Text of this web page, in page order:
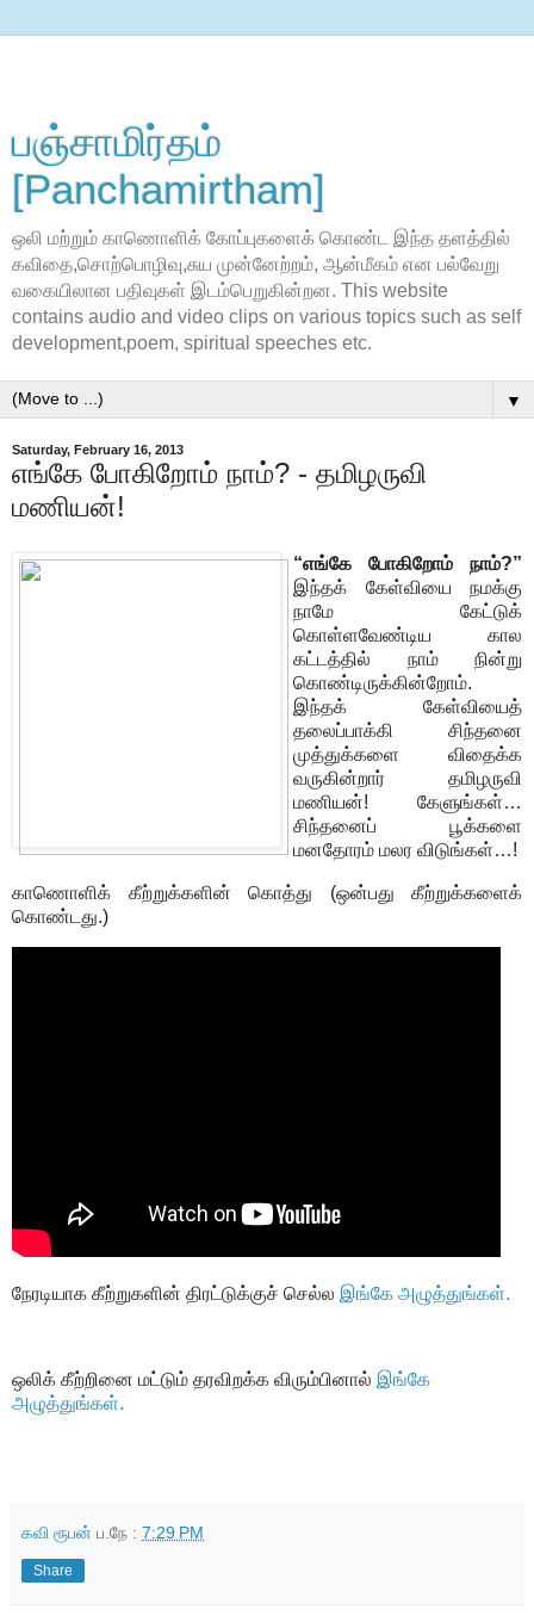
பஞ்சாமிர்தம்
[Panchamirtham]
ஒலி மற்றும் காணொளிக் கோப்புகளைக் கொண்ட இந்த தளத்தில்
கவிதை,சொற்பொழிவு,சுய முன்னேற்றம், ஆன்மீகம் என பல்வேறு
வகையிலான பதிவுகள் இடம்பெறுகின்றன. This website
contains audio and video clips on various topics such as self
development,poem, spiritual speeches etc.
▼
Saturday, February 16, 2013
எங்கே போகிறோம் நாம்? - தமிழருவி
மணியன்!
“எங்கே போகிறோம் நாம்?”
இந்தக் கேள்வியை நமக்கு
நாமே கேட்டுக்
கொள்ளவேண்டிய கால
கட்டத்தில் நாம் நின்று
கொண்டிருக்கின்றோம்.
இந்தக் கேள்வியைத்
தலைப்பாக்கி சிந்தனை
முத்துக்களை விதைக்க
வருகின்றார் தமிழருவி
மணியன்! கேளுங்கள்…
சிந்தனைப் பூக்களை
மனதோரம் மலர விடுங்கள்…!
காணொளிக் கீற்றுக்களின் கொத்து (ஒன்பது கீற்றுக்களைக்
கொண்டது.)
நேரடியாக கீற்றுகளின் திரட்டுக்குச் செல்ல இங்கே அழுத்துங்கள்.
ஒலிக் கீற்றினை மட்டும் தரவிறக்க விரும்பினால் இங்கே
அழுத்துங்கள்.
கவி ரூபன் ப.நே : 7:29 PM
Share